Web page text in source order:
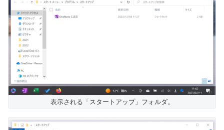
表示される「スタートアップ」フォルダ。